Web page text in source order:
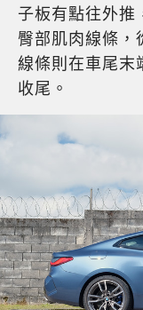
子板有點往外推
臀部肌肉線條，
線條則在車尾末
收尾。